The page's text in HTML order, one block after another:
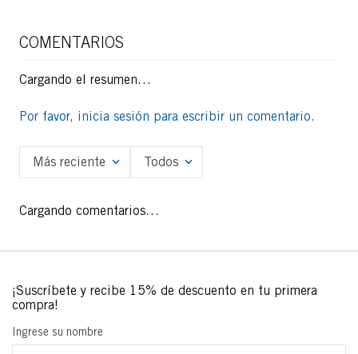
COMENTARIOS
Cargando el resumen…
Por favor, inicia sesión para escribir un comentario.
Más reciente Todos
Cargando comentarios…
Ingrese su nombre